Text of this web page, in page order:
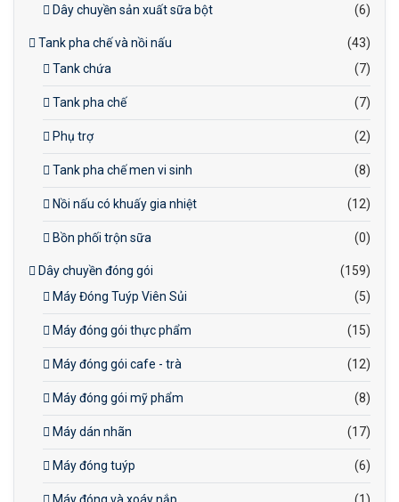
Dây chuyền sản xuất sữa bột (6)
Tank pha chế và nồi nấu
(43)
Tank chứa
(7)
Tank pha chế (7)
Phụ trợ (2)
Tank pha chế men vi sinh (8)
Nồi nấu có khuấy gia nhiệt (12)
Bồn phối trộn sữa (0)
Dây chuyền đóng gói
(159)
Máy Đóng Tuýp Viên Sủi
(5)
Máy đóng gói thực phẩm (15)
Máy đóng gói cafe - trà (12)
Máy đóng gói mỹ phẩm (8)
Máy dán nhãn (17)
Máy đóng tuýp (6)